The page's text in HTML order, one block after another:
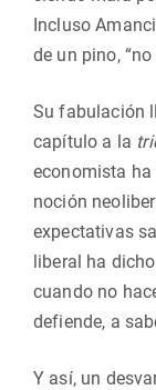
Incluso
de un pino,
Su fabulación
capítulo a la
economista ha
noción
expectativas
liberal ha
cuando no
defiende, a
Y así, un